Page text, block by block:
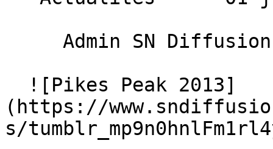
(https://
s/